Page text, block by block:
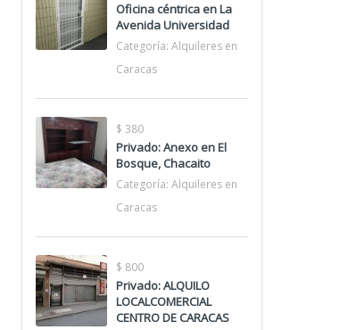
Oficina céntrica en La
Avenida Universidad
Categoría: Alquileres en
Caracas
$ 380
Privado: Anexo en El
Bosque, Chacaito
Categoría: Alquileres en
Caracas
$ 800
Privado: ALQUILO
LOCALCOMERCIAL
CENTRO DE CARACAS